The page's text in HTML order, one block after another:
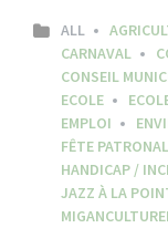
ALL
CARNAVAL
CONSEIL
ECOLE
EMPLOI
FÊTE
HANDICAP /
JAZZ À LA